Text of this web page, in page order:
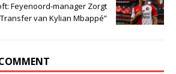
Feyenoord-manager Zorgt
van Kylian Mbappé”